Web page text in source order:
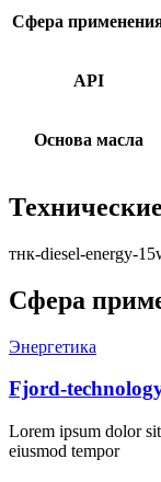
Сфера
API
Основа масла
тнк-diesel-energy-
Сфера
Энергетика
Fjord-
Lorem ipsum dolor
eiusmod tempor